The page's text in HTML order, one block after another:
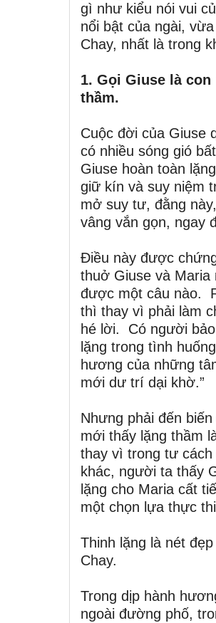
gì như kiểu nói vui
nổi bật của ngài,
Chay, nhất là trong
1. Gọi Giuse là
thầm.
Cuộc đời của Giuse
có nhiều sóng gió
Giuse hoàn toàn
giữ kín và suy niệm
mở suy tư, đằng
vâng vắn gọn, ngay
Điều này được
thuở Giuse và Maria
được một câu nào.
thì thay vì phải làm
hé lời. Có người
lặng trong tình
hương của những
mới dư trí dại khờ.”
Nhưng phải đến
mới thấy lặng thầm
thay vì trong tư
khác, người ta thấy
lặng cho Maria cất
một chọn lựa thực
Thinh lặng là nét
Chay.
Trong dịp hành
ngoài đường phố,